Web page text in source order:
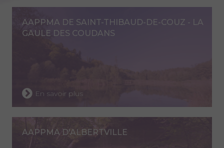
AAPPMA DE SAINT-THIBAUD-DE-COUZ - LA
GAULE DES COUDANS
En savoir plus
AAPPMA D'ALBERTVILLE